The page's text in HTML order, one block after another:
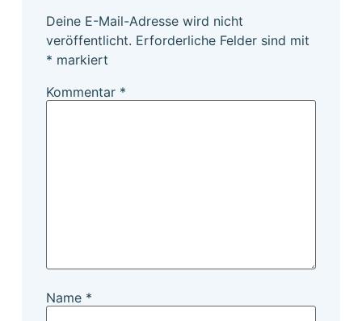
Deine E-Mail-Adresse wird nicht
veröffentlicht. Erforderliche Felder sind mit
* markiert
Kommentar *
Name *